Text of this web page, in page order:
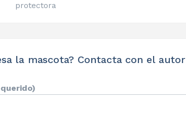
protectora
la mascota? Contacta con el autor